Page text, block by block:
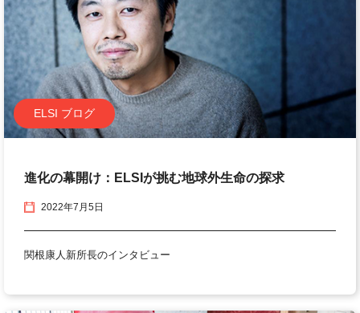
ELSI ブログ
進化の幕開け：ELSIが挑む地球外生命の探求
2022年7月5日
関根康人新所長のインタビュー